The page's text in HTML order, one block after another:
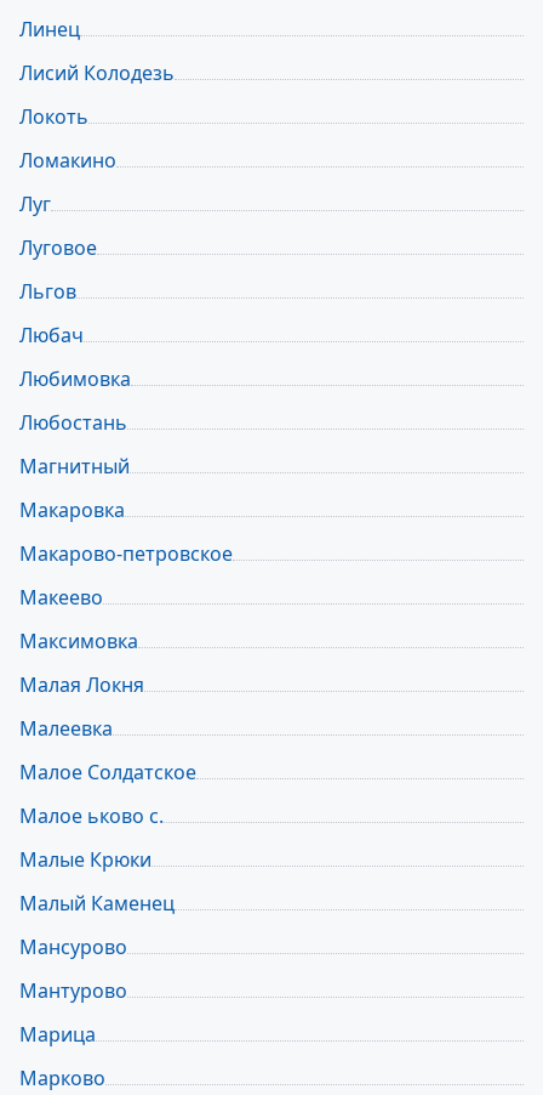
Линец
Лисий Колодезь
Локоть
Ломакино
Луг
Луговое
Льгов
Любач
Любимовка
Любостань
Магнитный
Макаровка
Макарово-петровское
Макеево
Максимовка
Малая Локня
Малеевка
Малое Солдатское
Малое ьково с.
Малые Крюки
Малый Каменец
Мансурово
Мантурово
Марица
Марково